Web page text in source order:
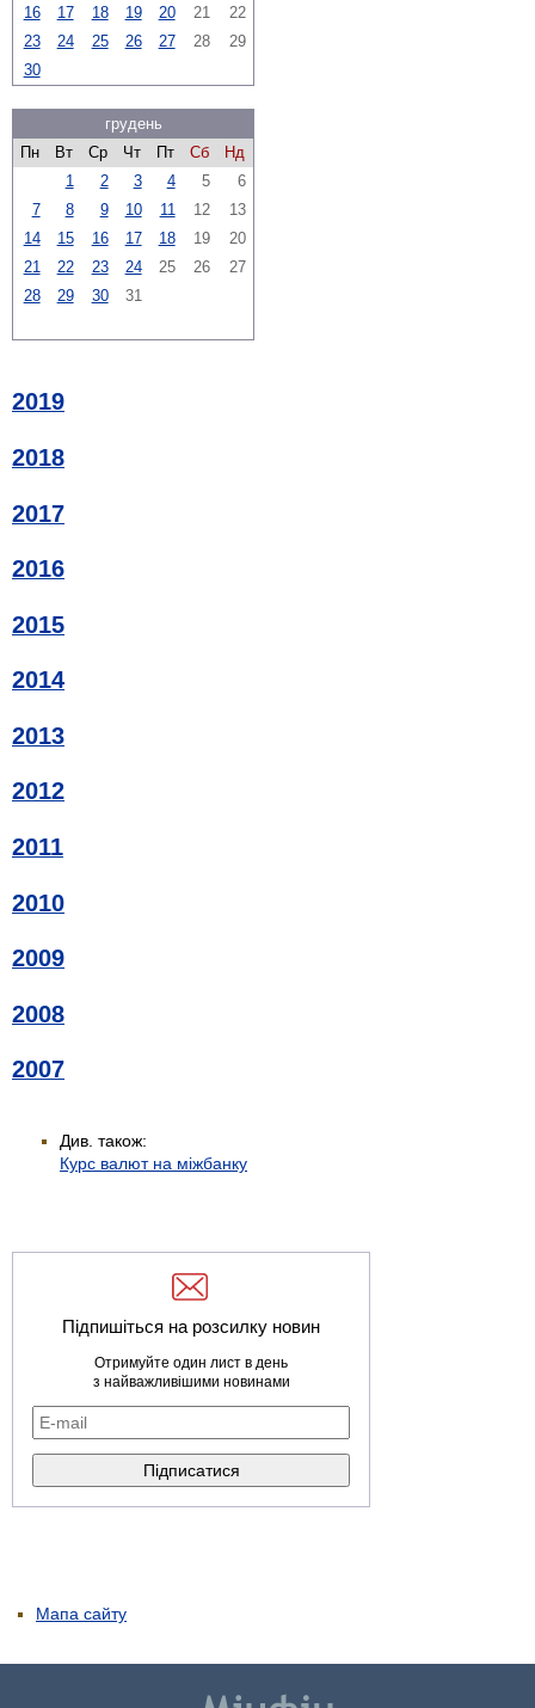
16 17 18 19 20 21
22
23
24 25 26 27 28
29
30
грудень
Пн
Вт Ср Чт Пт Сб
Нд
1
2 3 4 5
6
7
8 9 10 11 12
13
14
15 16 17 18 19
20
21
22 23 24 25 26
27
28
29 30 31
2019
2018
2017
2016
2015
2014
2013
2012
2011
2010
2009
2008
2007
Див. також:
Курс валют на міжбанку
Підпишіться на розсилку новин
Отримуйте один лист в день
з найважливішими новинами
Мапа сайту